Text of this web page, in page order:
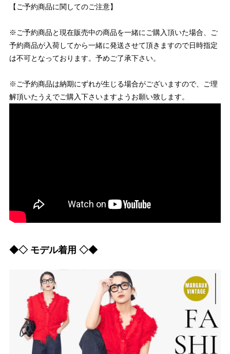
【ご予約商品に関してのご注意】
※ご予約商品と現在販売中の商品を一緒にご購入頂いた場合、ご
予約商品が入荷してから一緒に発送させて頂きますので日時指定
は不可となっております。予めご了承下さい。
※ご予約商品は納期にずれが生じる場合がございますので、ご理
解頂いたうえでご購入下さいますようお願い致します。
◆◇ モデル着用 ◇◆